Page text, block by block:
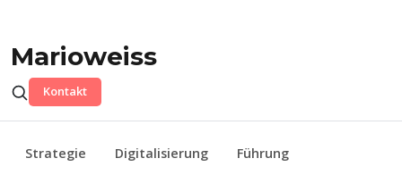
Marioweiss
Kontakt
Strategie Digitalisierung Führung